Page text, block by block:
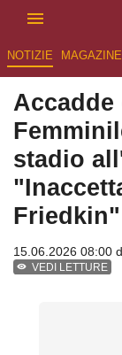
NOTIZIE MAGAZINE
Accadde
stadio
Friedkin"
15.06.2026 08:00
VEDI LETTURE